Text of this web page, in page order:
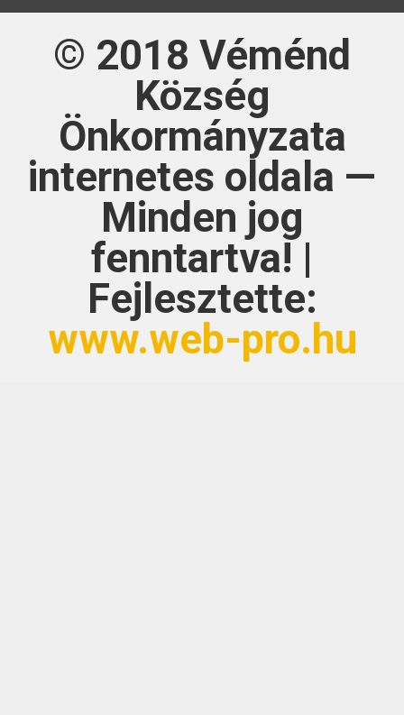
© 2018 Véménd
Község
Önkormányzata
internetes oldala —
Minden jog
fenntartva! |
Fejlesztette:
www.web-pro.hu